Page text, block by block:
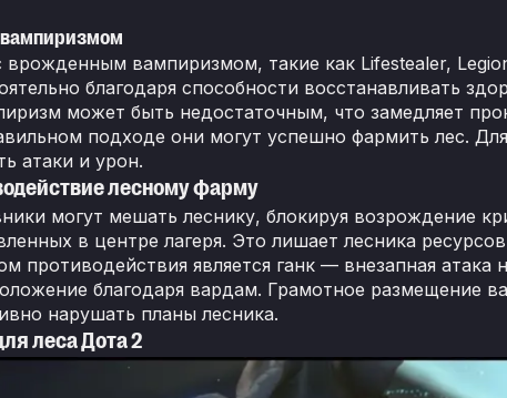
вампиризмом
врожденным вампиризмом, такие как Lifestealer,
благодаря способности восстанавливать
может быть недостаточным, что замедляет
подходе они могут успешно фармить лес.
атаки и урон.
лесному фарму
могут мешать леснику, блокируя возрождение
в центре лагеря. Это лишает лесника
противодействия является ганк — внезапная атака
благодаря вардам. Грамотное размещение
нарушать планы лесника.
леса Дота 2